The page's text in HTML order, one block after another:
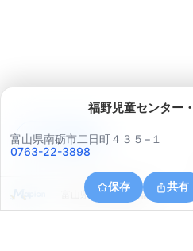
福野児童センター
富山県南砺市二日町４３５−１
0763-22-3898
保存 共有
富山県小矢部市蓑輪
アプリで見る